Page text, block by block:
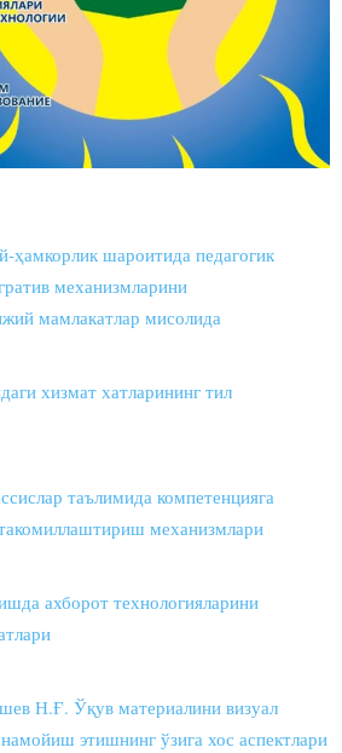
шароитида педагогик
механизмларини
мамлакатлар мисолида
хизмат хатларининг тил
таълимида компетенцияга
механизмлари
ахборот технологияларини
Н.Ғ. Ўқув материалини визуал
этишнинг ўзига хос аспектлари